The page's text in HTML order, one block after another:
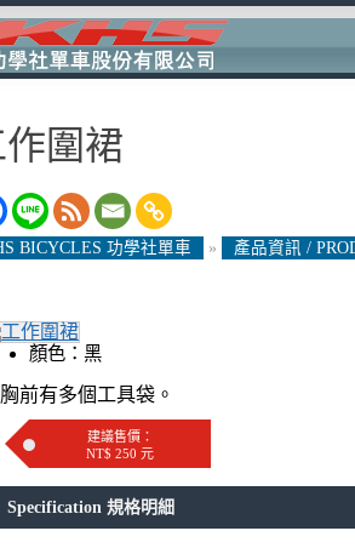
圍裙
BICYCLES 功學社單車 » 產品資訊 /
顏色：黑
前有多個工具袋。
建議售價：
NT$ 250 元
Specification 規格明細